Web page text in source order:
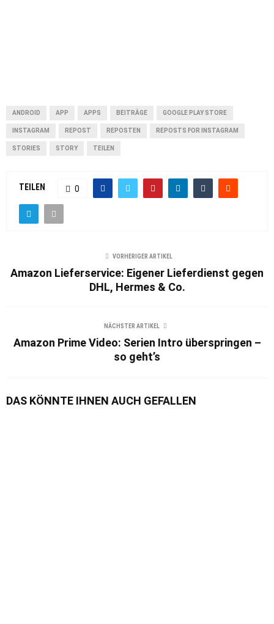
ANDROID APP APPS BEITRÄGE GOOGLE PLAY STORE
INSTAGRAM REPOST REPOSTEN REPOSTS FOR INSTAGRAM
STORIES STORY TEILEN
TEILEN 0
VORHERIGER ARTIKEL
Amazon Lieferservice: Eigener Lieferdienst gegen
DHL, Hermes & Co.
NÄCHSTER ARTIKEL
Amazon Prime Video: Serien Intro überspringen –
so geht’s
DAS KÖNNTE IHNEN AUCH GEFALLEN